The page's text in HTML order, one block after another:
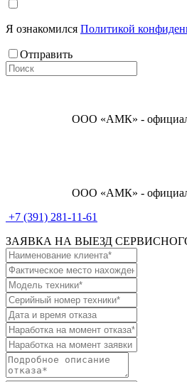
Я ознакомился Политикой
Отправить
ООО «АМК» -
ООО «АМК» -
+7 (391) 281-11-61
ЗАЯВКА НА ВЫЕЗД